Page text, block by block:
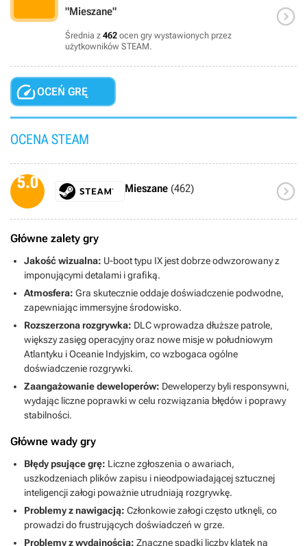
"Mieszane"
Średnia z 462 ocen gry wystawionych przez
użytkowników STEAM.

OCEŃ GRĘ
OCENA STEAM
5.0 Mieszane (462) 
Główne zalety gry
Jakość wizualna: U-boot typu IX jest dobrze odwzorowany z
imponującymi detalami i grafiką.
Atmosfera: Gra skutecznie oddaje doświadczenie podwodne,
zapewniając immersyjne środowisko.
Rozszerzona rozgrywka: DLC wprowadza dłuższe patrole,
większy zasięg operacyjny oraz nowe misje w południowym
Atlantyku i Oceanie Indyjskim, co wzbogaca ogólne
doświadczenie rozgrywki.
Zaangażowanie deweloperów: Deweloperzy byli responsywni,
wydając liczne poprawki w celu rozwiązania błędów i poprawy
stabilności.
Główne wady gry
Błędy psujące grę: Liczne zgłoszenia o awariach,
uszkodzeniach plików zapisu i nieodpowiadającej sztucznej
inteligencji załogi poważnie utrudniają rozgrywkę.
Problemy z nawigacją: Członkowie załogi często utknęli, co
prowadzi do frustrujących doświadczeń w grze.
Problemy z wydajnością: Znaczne spadki liczby klatek na